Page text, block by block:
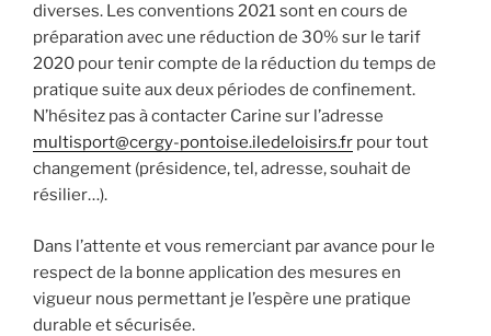
diverses. Les conventions 2021 sont en cours de
préparation avec une réduction de 30% sur le tarif
2020 pour tenir compte de la réduction du temps de
pratique suite aux deux périodes de confinement.
N’hésitez pas à contacter Carine sur l’adresse
multisport@cergy-pontoise.iledeloisirs.fr pour tout
changement (présidence, tel, adresse, souhait de
résilier…).
Dans l’attente et vous remerciant par avance pour le
respect de la bonne application des mesures en
vigueur nous permettant je l’espère une pratique
durable et sécurisée.